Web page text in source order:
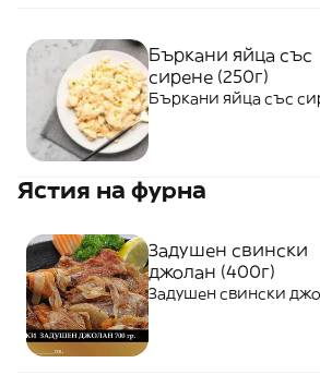
Бъркани яйца със
сирене (250г)
Бъркани яйца със
Ястия на фурна
Задушен свински
джолан (400г)
Задушен свински